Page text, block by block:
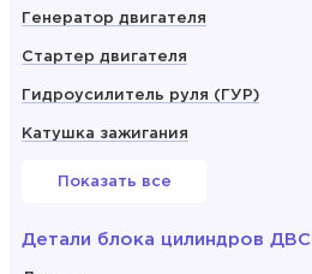
Генератор двигателя
Стартер двигателя
Гидроусилитель руля (ГУР)
Катушка зажигания
Показать все
Детали блока цилиндров ДВС